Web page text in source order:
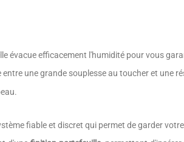
évacue efficacement l'humidité pour vous
une grande souplesse au toucher et une
fiable et discret qui permet de garder